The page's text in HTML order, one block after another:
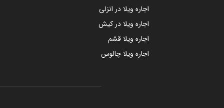
اجاره ویلا در انزلی
اجاره ویلا در کیش
اجاره ویلا قشم
اجاره ویلا چالوس